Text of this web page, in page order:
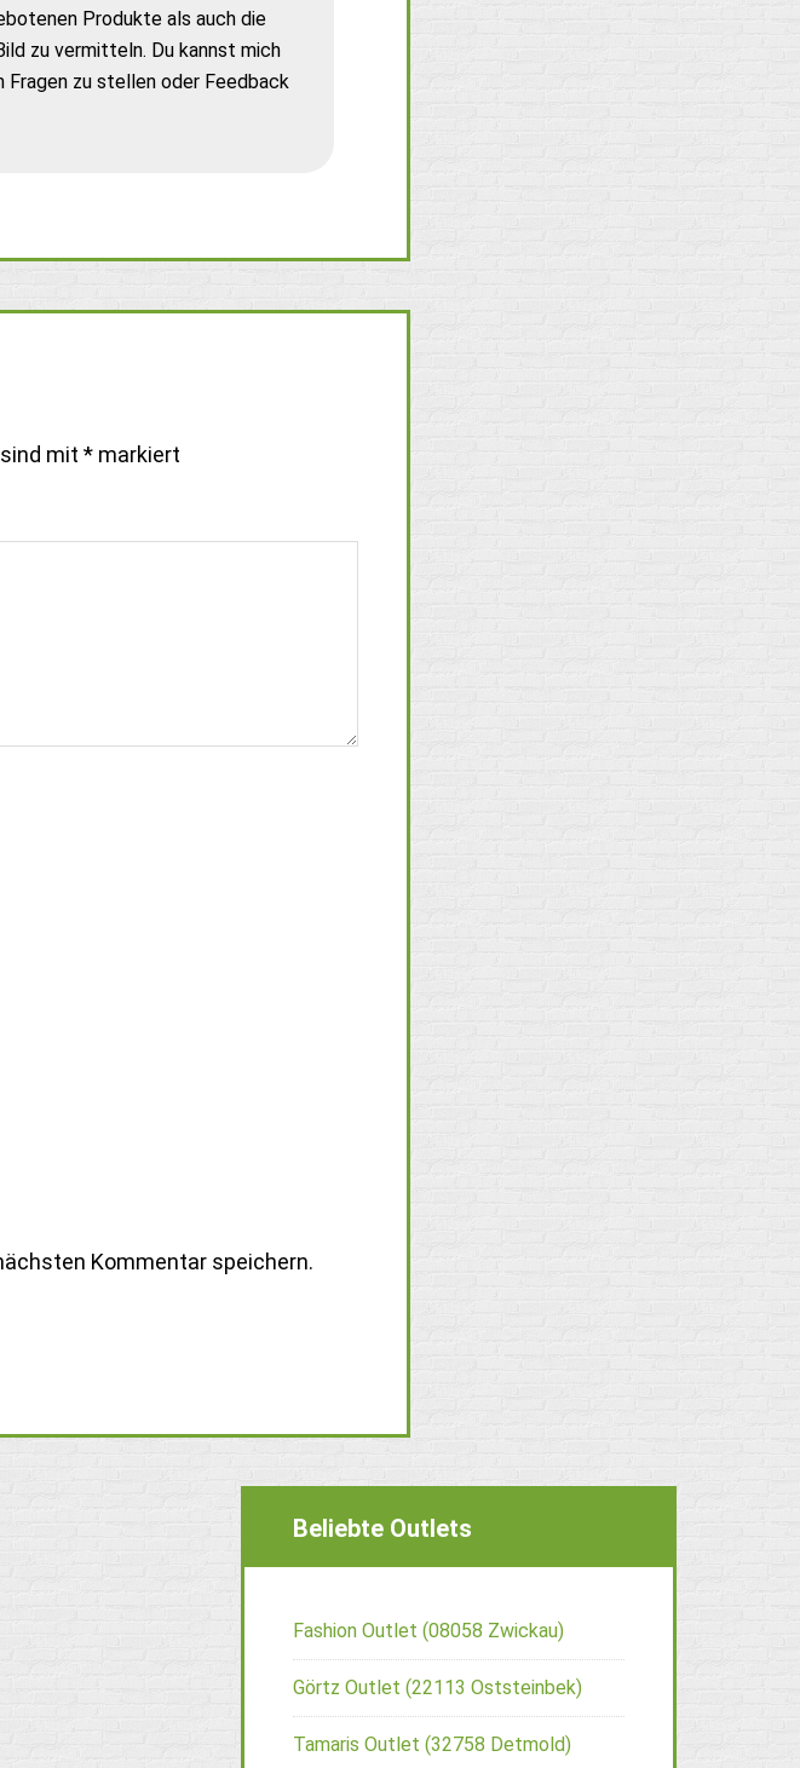
Produkte als auch die
zu vermitteln. Du kannst mich
Fragen zu stellen oder Feedback
mit * markiert
Kommentar speichern.
Beliebte Outlets
Fashion Outlet (08058 Zwickau)
Görtz Outlet (22113 Oststeinbek)
Tamaris Outlet (32758 Detmold)